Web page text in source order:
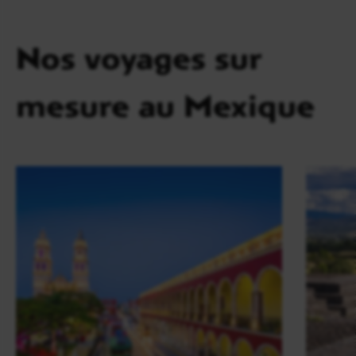
Nos voyages sur
mesure au Mexique